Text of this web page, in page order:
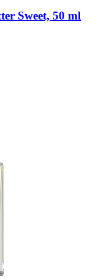
Sweet, 50 ml